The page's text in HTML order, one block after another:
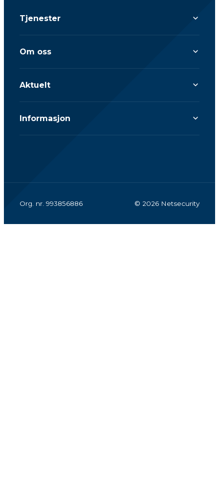
Tjenester
Om oss
Aktuelt
Informasjon
Org. nr. 993856886 © 2026 Netsecurity